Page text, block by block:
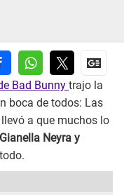
Bad Bunny trajo la
boca de todos: Las
a que muchos lo
Gianella Neyra y